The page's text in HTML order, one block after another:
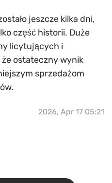
jeszcze kilka dni,
część historii. Duże
licytujących i
ostateczny wynik
sprzedażom
2026, Apr 17 05:21